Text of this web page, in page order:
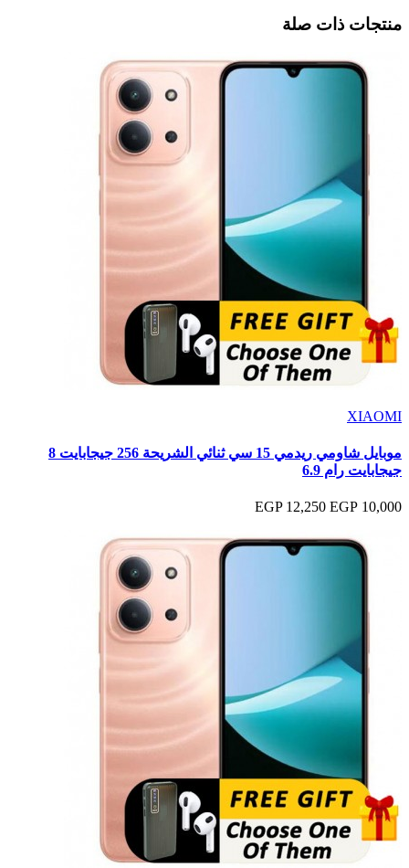
منتجات ذات صلة
XIAOMI
موبايل شاومي ريدمي 15 سي ثنائي الشريحة 256 جيجابايت 8
جيجابايت رام 6.9
10,000 EGP
12,250 EGP